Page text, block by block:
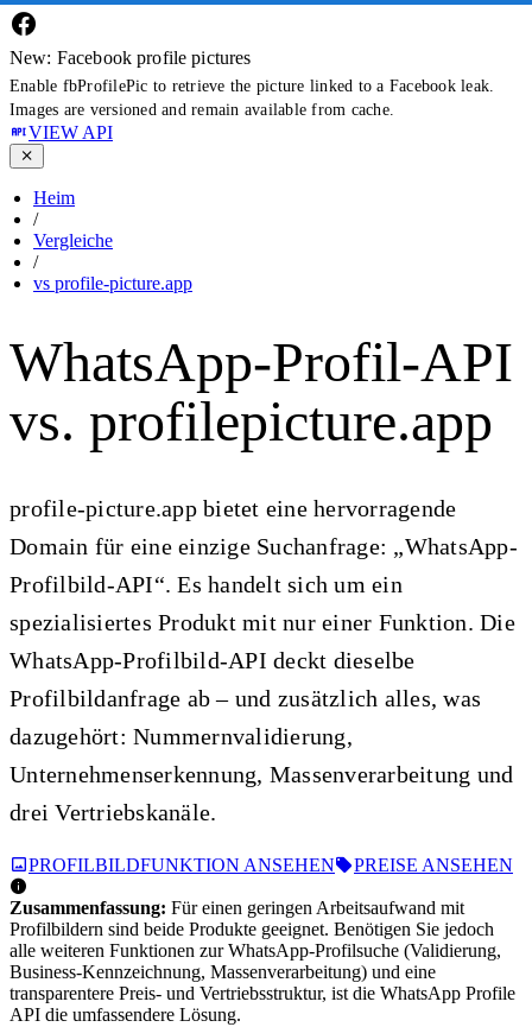
New: Facebook profile pictures
Enable fbProfilePic to retrieve the picture linked to a Facebook leak.
Images are versioned and remain available from cache.
VIEW API
Heim
/
Vergleiche
/
vs profile-picture.app
WhatsApp-Profil-API
vs. profilepicture.app
profile-picture.app bietet eine hervorragende
Domain für eine einzige Suchanfrage: „WhatsApp-
Profilbild-API“. Es handelt sich um ein
spezialisiertes Produkt mit nur einer Funktion. Die
WhatsApp-Profilbild-API deckt dieselbe
Profilbildanfrage ab – und zusätzlich alles, was
dazugehört: Nummernvalidierung,
Unternehmenserkennung, Massenverarbeitung und
drei Vertriebskanäle.
PROFILBILDFUNKTION ANSEHEN PREISE ANSEHEN
Zusammenfassung: Für einen geringen Arbeitsaufwand mit
Profilbildern sind beide Produkte geeignet. Benötigen Sie jedoch
alle weiteren Funktionen zur WhatsApp-Profilsuche (Validierung,
Business-Kennzeichnung, Massenverarbeitung) und eine
transparentere Preis- und Vertriebsstruktur, ist die WhatsApp Profile
API die umfassendere Lösung.